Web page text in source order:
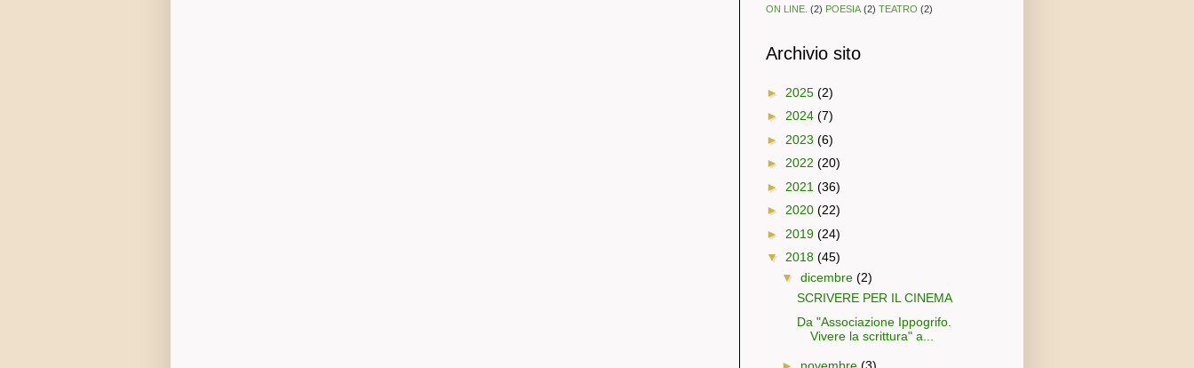
ON LINE. (2) POESIA (2) TEATRO (2)
Archivio sito
► 2025 (2)
► 2024 (7)
► 2023 (6)
► 2022 (20)
► 2021 (36)
► 2020 (22)
► 2019 (24)
▼ 2018 (45)
▼ dicembre (2)
SCRIVERE PER IL CINEMA
Da "Associazione Ippogrifo.
Vivere la scrittura" a...